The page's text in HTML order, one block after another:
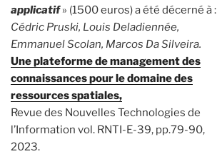
applicatif» (1500 euros) a été décerné à :
Cédric Pruski, Louis Deladiennée,
Emmanuel Scolan, Marcos Da Silveira.
Une plateforme de management des
connaissances pour le domaine des
ressources spatiales,
Revue des Nouvelles Technologies de
l’Information vol. RNTI-E-39, pp.79-90,
2023.